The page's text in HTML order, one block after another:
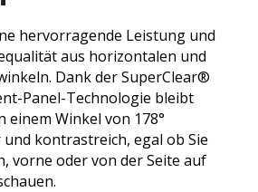
hervorragende Leistung und
aus horizontalen und
Dank der SuperClear®
Panel-Technologie bleibt
einem Winkel von 178°
kontrastreich, egal ob Sie
vorne oder von der Seite auf